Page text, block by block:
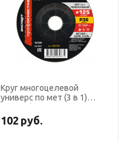
Круг многоцелевой
универс по мет (3 в 1)
Профоснастка Эксперт
102 руб.